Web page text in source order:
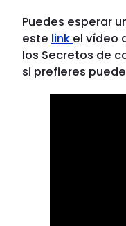
Puedes esperar
este link el vídeo
los Secretos de
si prefieres